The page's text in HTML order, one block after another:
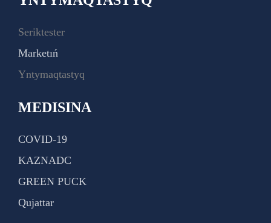
Seriktester
Marketıń
Yntymaqtastyq
MEDISINA
COVID-19
KAZNADC
GREEN PUCK
Qujattar